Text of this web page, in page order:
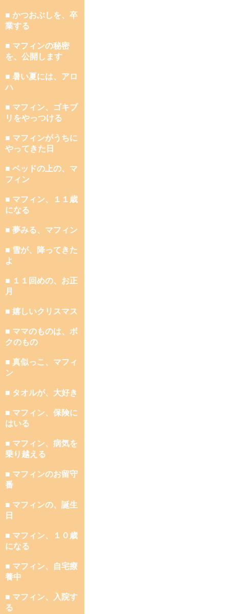
■ かつおぶしを、卒
業する
■ マフィンの秘密
を、公開します
■ 暑い夏には、アロ
ハ
■ マフィン、ゴキブ
リをやっつける
■ マフィンがうちに
やってきた日
■ ベッドの上の、マ
フィン
■ マフィン、１１歳
になる
■ 夢みる、マフィン
■ 雪が、降ってきた
よ
■ １１回めの、お正
月
■ 嬉しいクリスマス
■ ママのものは、ボ
クのもの
■ 真似っこ、マフィ
ン
■ タオルが、大好き
■ マフィン、保険に
はいる
■ マフィン、病気を
乗り越える
■ マフィンのお留守
番
■ マフィンの、誕生
日
■ マフィン、１０歳
になる
■ マフィン、自宅療
養中
■ マフィン、入院す
る